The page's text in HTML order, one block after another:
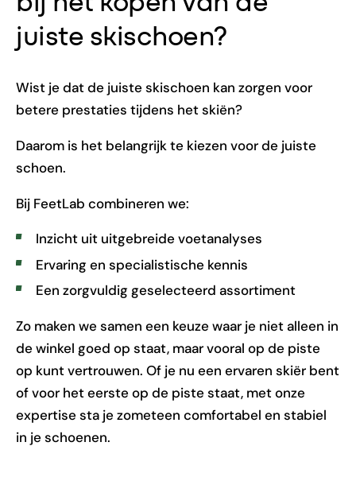
juiste skischoen?
Wist je dat de juiste skischoen kan zorgen voor
betere prestaties tijdens het skiën?
Daarom is het belangrijk te kiezen voor de juiste
schoen.
Bij FeetLab combineren we:
Inzicht uit uitgebreide voetanalyses
Ervaring en specialistische kennis
Een zorgvuldig geselecteerd assortiment
Zo maken we samen een keuze waar je niet alleen in
de winkel goed op staat, maar vooral op de piste
op kunt vertrouwen. Of je nu een ervaren skiër bent
of voor het eerste op de piste staat, met onze
expertise sta je zometeen comfortabel en stabiel
in je schoenen.